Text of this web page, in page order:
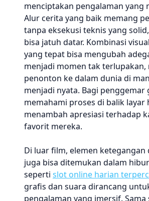
menciptakan pengalaman yang
Alur cerita yang baik memang
tanpa eksekusi teknis yang
bisa jatuh datar. Kombinasi
yang tepat bisa mengubah
menjadi momen tak terlupakan,
penonton ke dalam dunia di
menjadi nyata. Bagi penggemar
memahami proses di balik layar
menambah apresiasi terhadap
favorit mereka.
Di luar film, elemen ketegangan
juga bisa ditemukan dalam
seperti slot online harian
grafis dan suara dirancang
pengalaman yang imersif.